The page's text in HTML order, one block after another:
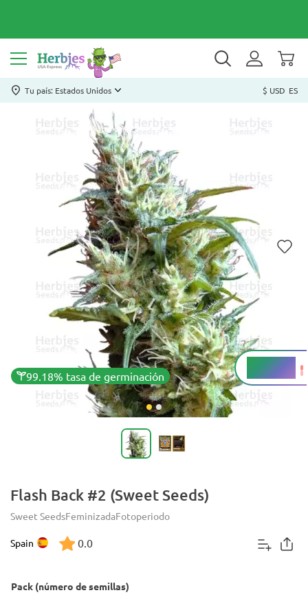
Tu país: Estados Unidos $ USD ES
99.18% tasa de germinación
15 - 20%
THC
Flash Back #2 (Sweet Seeds)
Sweet SeedsFeminizadaFotoperiodo
Spain 0.0
Pack (número de semillas)